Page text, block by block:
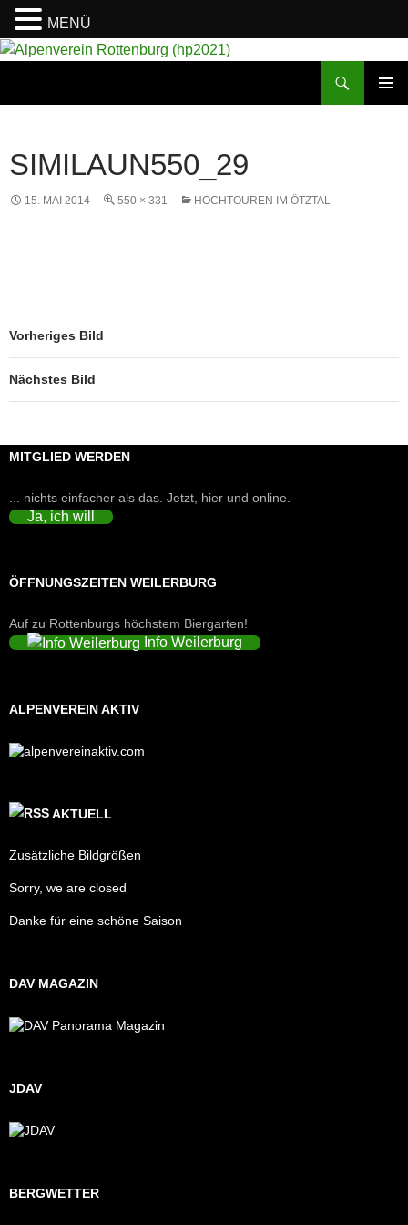
SIMILAUN550_29
15. MAI 2014 550 × 331 HOCHTOUREN IM ÖTZTAL
Vorheriges Bild
Nächstes Bild
MITGLIED WERDEN
... nichts einfacher als das. Jetzt, hier und online.
Ja, ich will
ÖFFNUNGSZEITEN WEILERBURG
Auf zu Rottenburgs höchstem Biergarten!
Info Weilerburg
ALPENVEREIN AKTIV
AKTUELL
Zusätzliche Bildgrößen
Sorry, we are closed
Danke für eine schöne Saison
DAV MAGAZIN
JDAV
BERGWETTER
MENÜ